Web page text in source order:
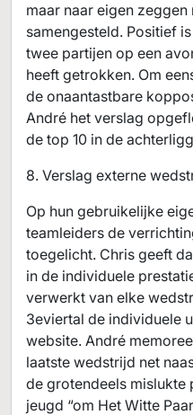
maar naar eigen
samengesteld. Positief
twee partijen op een
heeft getrokken. Om
de onaantastbare
André het verslag
de top 10 in de
8. Verslag externe
Op hun gebruikelijke
teamleiders de
toegelicht. Chris geeft
in de individuele
verwerkt van elke
3eviertal de individuele
website. André
laatste wedstrijd net
de grotendeels mislukte
jeugd “om Het Witte